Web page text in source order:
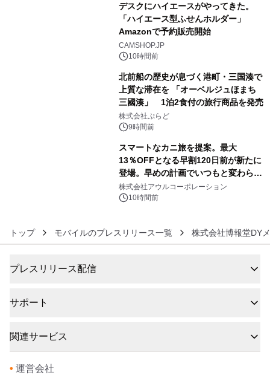
デスクにハイエースがやってきた。
「ハイエース型ふせんホルダー」
Amazonで予約販売開始
CAMSHOP.JP
10時間前
北前船の歴史が息づく港町・三国湊で
上質な滞在を 「オーベルジュほまち
三國湊」 1泊2食付の旅行商品を発売
株式会社ぷらど
9時間前
スマートなカニ旅を提案。最大
13％OFFとなる早割120日前が新たに
登場。早めの計画でいつもと変わらぬ
大人の冬旅を。ー夕日ヶ浦温泉「佳松
苑 別邸ふうか」ー
株式会社アウルコーポレーション
10時間前
トップ モバイルのプレスリリース一覧 株式会社博報堂DY
プレスリリース配信
サポート
関連サービス
• 運営会社